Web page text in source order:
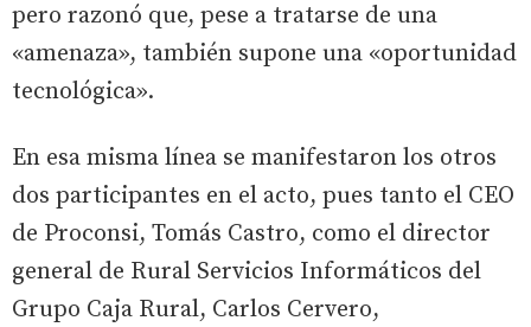
pero razonó que, pese a tratarse de una
«amenaza», también supone una «oportunidad
tecnológica».
En esa misma línea se manifestaron los otros
dos participantes en el acto, pues tanto el CEO
de Proconsi, Tomás Castro, como el director
general de Rural Servicios Informáticos del
Grupo Caja Rural, Carlos Cervero,